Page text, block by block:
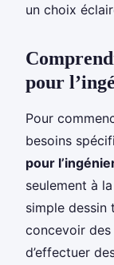
un choix
pour
Pour
besoins
pour
seulement à
simple dessin
concevoir des
d’effectuer